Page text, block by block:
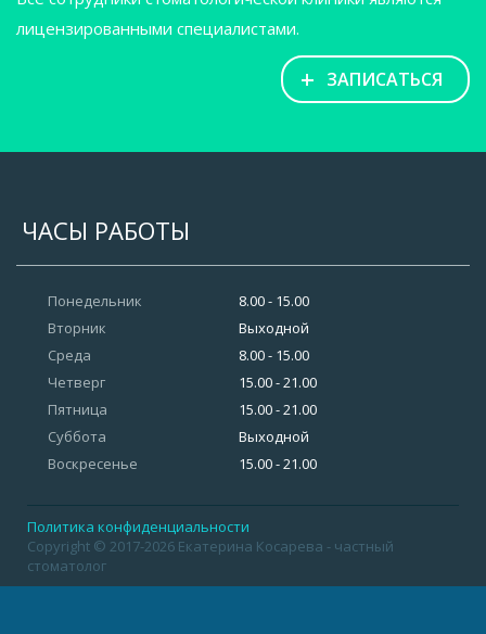
лицензированными специалистами.
+ ЗАПИСАТЬСЯ
ЧАСЫ РАБОТЫ
Понедельник
Вторник
Среда
Четверг
Пятница
Суббота
Воскресенье
8.00 - 15.00
Выходной
8.00 - 15.00
15.00 - 21.00
15.00 - 21.00
Выходной
15.00 - 21.00
Политика конфиденциальности
Copyright © 2017-2026 Екатерина Косарева - частный
стоматолог